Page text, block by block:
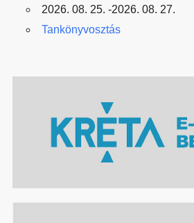
2026. 08. 25. -2026. 08. 27.
Tankönyvosztás